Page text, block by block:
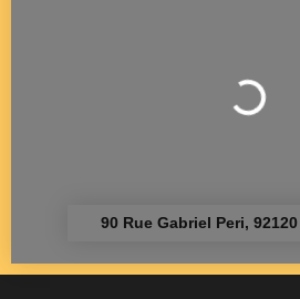
90 Rue Gabriel Peri,